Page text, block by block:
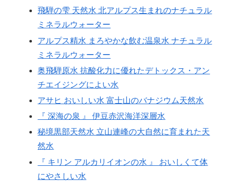
飛騨の雫 天然水 北アルプス生まれのナチュラル
ミネラルウォーター
アルプス精水 まろやかな飲む温泉水 ナチュラル
ミネラルウォーター
奥飛騨原水 抗酸化力に優れたデトックス・アン
チエイジングによい水
アサヒ おいしい水 富士山のバナジウム天然水
『 深海の泉 』 伊豆赤沢海洋深層水
秘境黒部天然水 立山連峰の大自然に育まれた天
然水
『 キリン アルカリイオンの水 』 おいしくて体
にやさしい水